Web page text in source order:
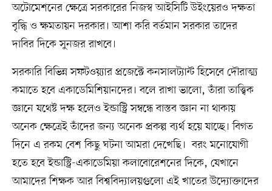
অটোমেশনের ক্ষেত্রে সরকারের নিজস্ব আইসিটি উইংয়েরও দক্ষতা
বৃদ্ধি ও ক্ষমতায়ন দরকার। আশা করি বর্তমান সরকার তাদের
দাবির দিকে সুনজর রাখবে।
সরকারি বিভিন্ন সফটওয়্যার প্রজেক্টে কনসালট্যান্ট হিসেবে দৌরাত্ম্য
কমাতে হবে একাডেমিশিয়ানদের। বলে রাখা ভালো, তাঁরা তাত্ত্বিক
জ্ঞানে যথেষ্ট দক্ষ হলেও ইন্ডাস্ট্রি সম্বন্ধে বাস্তব জ্ঞান না থাকায়
অনেক ক্ষেত্রেই তাঁদের জন্য অনেক প্রকল্প ব্যর্থ হয়ে যাচ্ছে। বিগত
দিনে এ রকম বেশ কিছু ঘটনা আমরা দেখেছি। বরং মনোযোগী
হতে হবে ইন্ডাস্ট্রি-একাডেমিয়া কলাবোরেশনের দিকে, যেখানে
আমাদের শিক্ষক আর বিশ্ববিদ্যালয়গুলো এই খাতের উদ্যোক্তাদের